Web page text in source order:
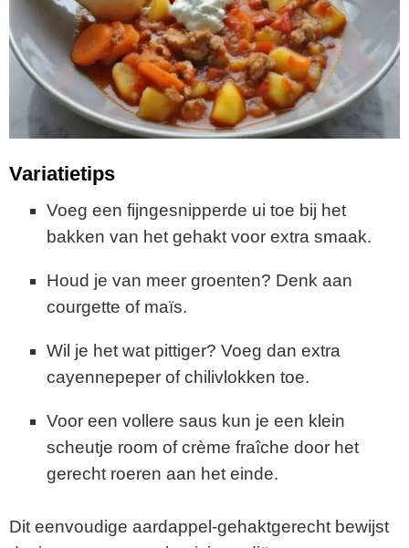
Variatietips
Voeg een fijngesnipperde ui toe bij het
bakken van het gehakt voor extra smaak.
Houd je van meer groenten? Denk aan
courgette of maïs.
Wil je het wat pittiger? Voeg dan extra
cayennepeper of chilivlokken toe.
Voor een vollere saus kun je een klein
scheutje room of crème fraîche door het
gerecht roeren aan het einde.
Dit eenvoudige aardappel-gehaktgerecht bewijst